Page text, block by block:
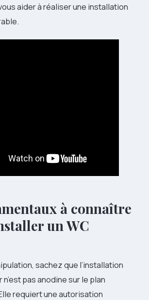
aider à réaliser une installation
à connaître
un WC
sachez que l’installation
n’est pas anodine sur le plan
requiert une autorisation